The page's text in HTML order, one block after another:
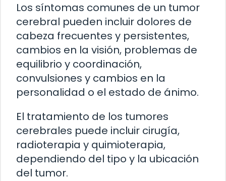
Los síntomas comunes de un tumor
cerebral pueden incluir dolores de
cabeza frecuentes y persistentes,
cambios en la visión, problemas de
equilibrio y coordinación,
convulsiones y cambios en la
personalidad o el estado de ánimo.
El tratamiento de los tumores
cerebrales puede incluir cirugía,
radioterapia y quimioterapia,
dependiendo del tipo y la ubicación
del tumor.